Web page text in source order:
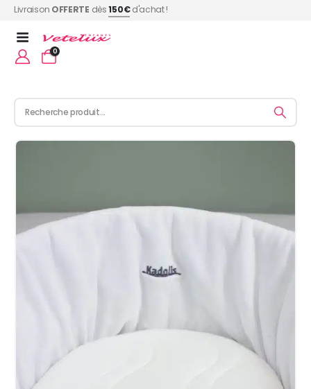
Livraison OFFERTE dès150€d'achat !
0